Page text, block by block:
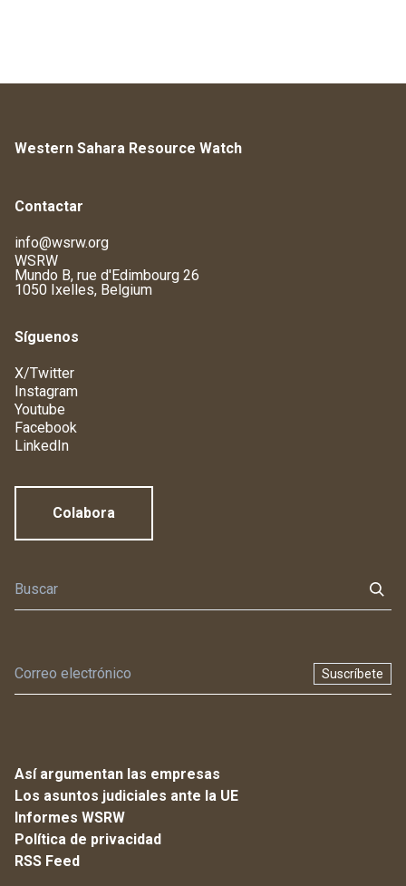
Western Sahara Resource Watch
Contactar
info@wsrw.org
WSRW
Mundo B, rue d'Edimbourg 26
1050 Ixelles, Belgium
Síguenos
X/Twitter
Instagram
Youtube
Facebook
LinkedIn
Colabora
Suscríbete
Así argumentan las empresas
Los asuntos judiciales ante la UE
Informes WSRW
Política de privacidad
RSS Feed